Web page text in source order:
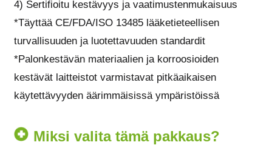
4) Sertifioitu kestävyys ja vaatimustenmukaisuus
*Täyttää CE/FDA/ISO 13485 lääketieteellisen
turvallisuuden ja luotettavuuden standardit
*Palonkestävän materiaalien ja korroosioiden
kestävät laitteistot varmistavat pitkäaikaisen
käytettävyyden äärimmäisissä ympäristöissä
Miksi valita tämä pakkaus?